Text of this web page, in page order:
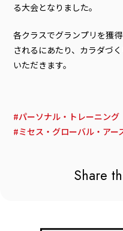
る大会となりました。
各クラスでグランプリを獲
されるにあたり、カラダづ
いただきます。
パーソナル・トレーニング
ミセス・グローバル・アー
Share